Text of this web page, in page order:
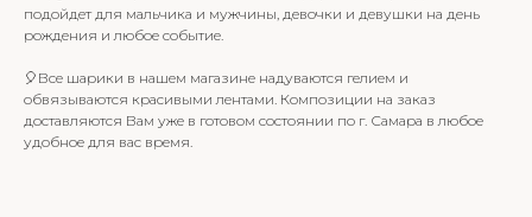
подойдет для мальчика и мужчины, девочки и девушки на день
рождения и любое событие.
🎈Все шарики в нашем магазине надуваются гелием и
обвязываются красивыми лентами. Композиции на заказ
доставляются Вам уже в готовом состоянии по г. Самара в любое
удобное для вас время.